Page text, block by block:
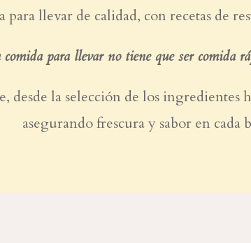
llevar de calidad, con recetas de
comida para llevar no tiene que ser comida
desde la selección de los ingredientes
asegurando frescura y sabor en cada